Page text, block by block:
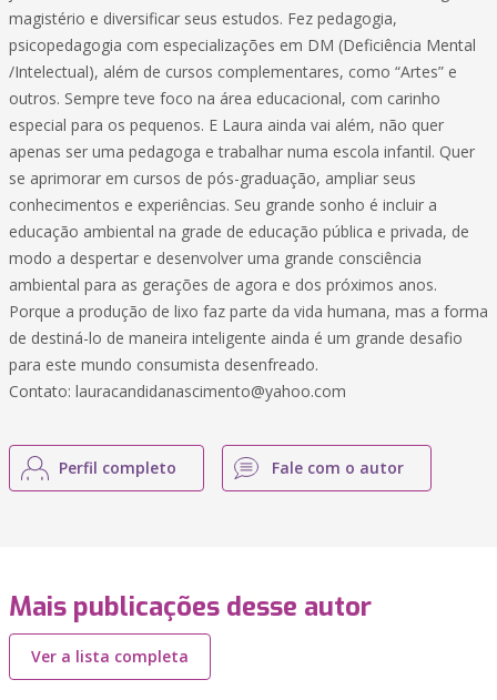
magistério e diversificar seus estudos. Fez pedagogia,
psicopedagogia com especializações em DM (Deficiência Mental
/Intelectual), além de cursos complementares, como “Artes” e
outros. Sempre teve foco na área educacional, com carinho
especial para os pequenos. E Laura ainda vai além, não quer
apenas ser uma pedagoga e trabalhar numa escola infantil. Quer
se aprimorar em cursos de pós-graduação, ampliar seus
conhecimentos e experiências. Seu grande sonho é incluir a
educação ambiental na grade de educação pública e privada, de
modo a despertar e desenvolver uma grande consciência
ambiental para as gerações de agora e dos próximos anos.
Porque a produção de lixo faz parte da vida humana, mas a forma
de destiná-lo de maneira inteligente ainda é um grande desafio
para este mundo consumista desenfreado.
Contato: lauracandidanascimento@yahoo.com
Perfil completo Fale com o autor
Mais publicações desse autor
Ver a lista completa